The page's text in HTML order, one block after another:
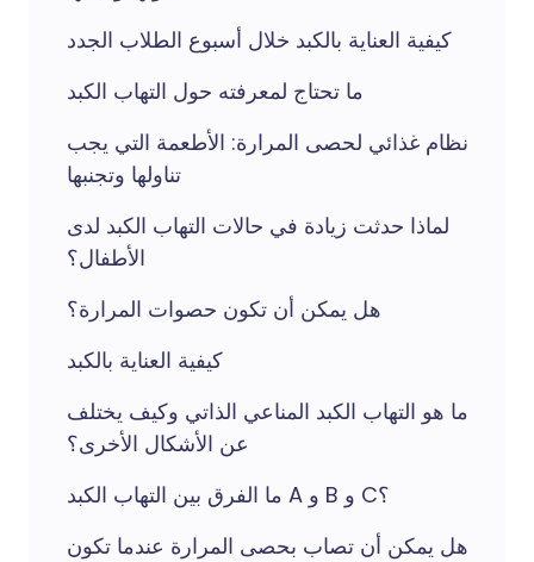
كيفية العناية بالكبد خلال أسبوع الطلاب الجدد
ما تحتاج لمعرفته حول التهاب الكبد
نظام غذائي لحصى المرارة: الأطعمة التي يجب
تناولها وتجنبها
لماذا حدثت زيادة في حالات التهاب الكبد لدى
الأطفال؟
هل يمكن أن تكون حصوات المرارة؟
كيفية العناية بالكبد
ما هو التهاب الكبد المناعي الذاتي وكيف يختلف
عن الأشكال الأخرى؟
ما الفرق بين التهاب الكبد A و B و C؟
هل يمكن أن تصاب بحصى المرارة عندما تكون